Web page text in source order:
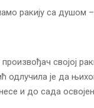
ракију са душом –
својој
одлучила је да
и до сада